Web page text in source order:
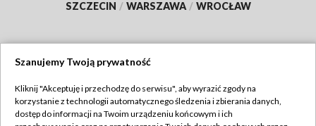
SZCZECIN / WARSZAWA / WROCŁAW
TVP
Szanujemy Twoją prywatność
Kliknij "Akceptuję i przechodzę do serwisu", aby wyrazić zgody na
korzystanie z technologii automatycznego śledzenia i zbierania danych,
dostęp do informacji na Twoim urządzeniu końcowym i ich